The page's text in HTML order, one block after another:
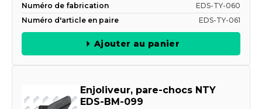
Numéro de fabrication
EDS-TY-060
Numéro d'article en paire
EDS-TY-061
Ajouter au panier
Enjoliveur, pare-chocs NTY
EDS-BM-099